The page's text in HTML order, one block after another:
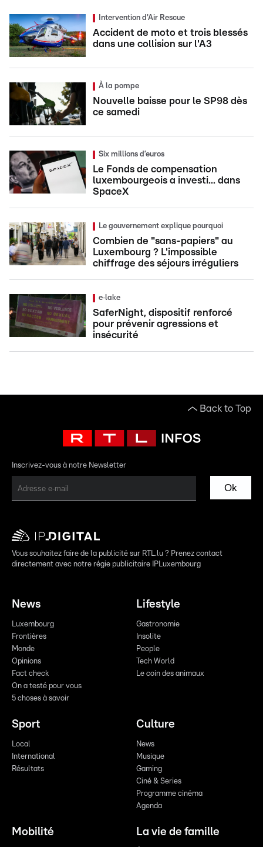
Intervention d'Air Rescue
Accident de moto et trois blessés
dans une collision sur l'A3
À la pompe
Nouvelle baisse pour le SP98 dès
ce samedi
Six millions d’euros
Le Fonds de compensation
luxembourgeois a investi... dans
SpaceX
Le gouvernement explique pourquoi
Combien de "sans-papiers" au
Luxembourg ? L'impossible
chiffrage des séjours irréguliers
e‑lake
SaferNight, dispositif renforcé
pour prévenir agressions et
insécurité
Back to Top
Inscrivez-vous à notre Newsletter
Ok
Vous souhaitez faire de la publicité sur RTL.lu ? Prenez contact
directement avec notre régie publicitaire IPLuxembourg
News
Luxembourg
Frontières
Monde
Opinions
Fact check
On a testé pour vous
5 choses à savoir
Lifestyle
Gastronomie
Insolite
People
Tech World
Le coin des animaux
Sport
Local
International
Résultats
Culture
News
Musique
Gaming
Ciné & Series
Programme cinéma
Agenda
Mobilité La vie de famille